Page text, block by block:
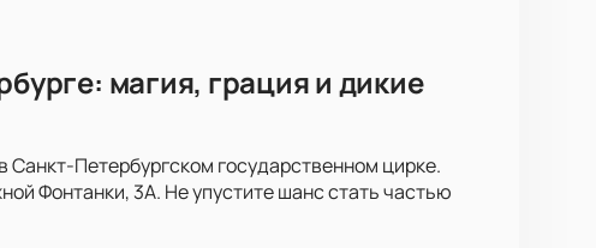
магия, грация и дикие
Санкт-Петербургском государственном цирке.
Фонтанки, 3А. Не упустите шанс стать частью